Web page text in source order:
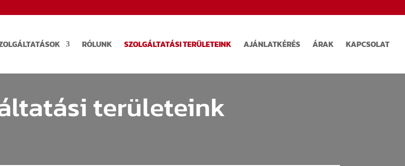
RÓLUNK SZOLGÁLTATÁSI TERÜLETEINK AJÁNLATKÉRÉS ÁRAK KAPCSOLAT
területeink